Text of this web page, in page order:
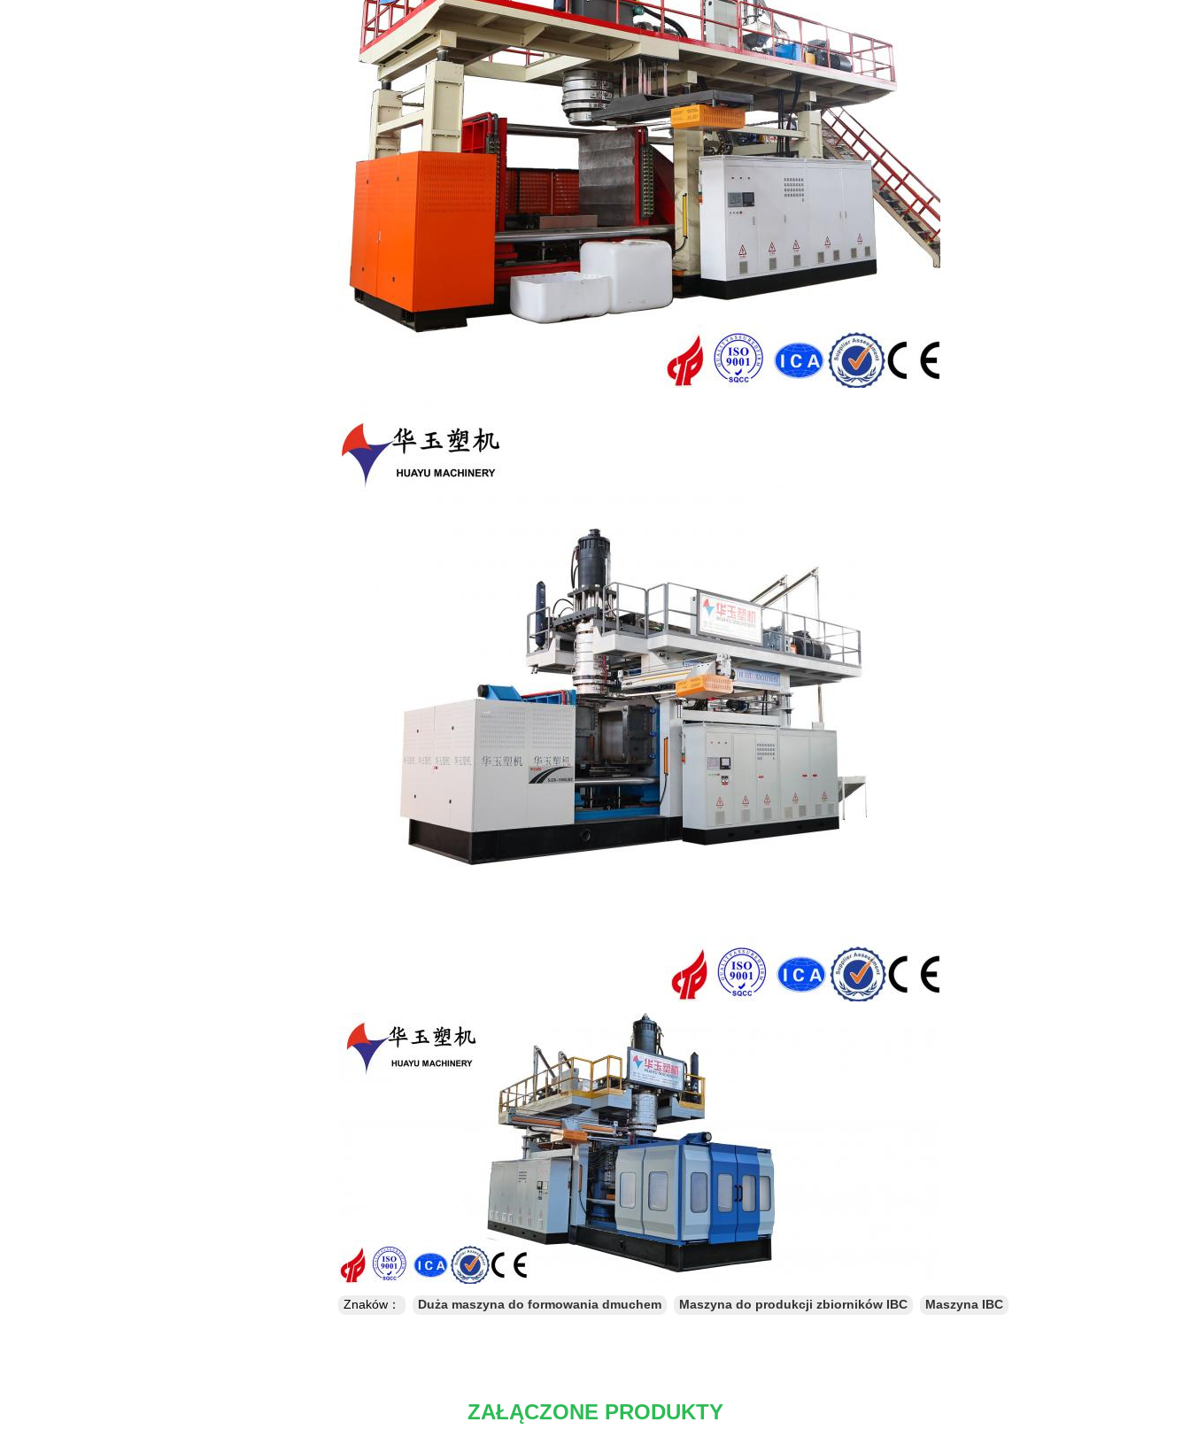
Znaków： Duża maszyna do formowania dmuchem Maszyna do produkcji zbiorników IBC Maszyna IBC
ZAŁĄCZONE PRODUKTY